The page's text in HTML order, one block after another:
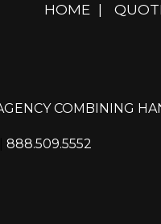
HOME |
COMBINING
888.509.5552